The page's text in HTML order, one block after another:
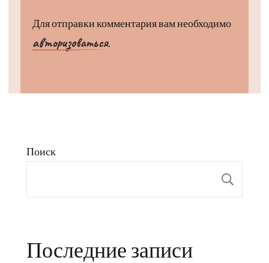
Для отправки комментария вам необходимо
авторизоваться.
Поиск
Последние записи